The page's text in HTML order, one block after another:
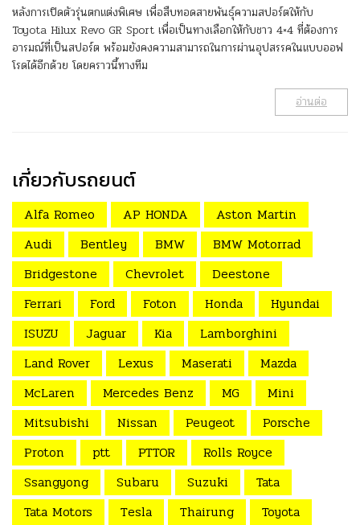
หลังการเปิดตัวรุ่นตกแต่งพิเศษ เพื่อสืบทอดสายพันธุ์ความสปอร์ตให้กับ
Toyota Hilux Revo GR Sport เพื่อเป็นทางเลือกให้กับชาว 4×4 ที่ต้องการ
อารมณ์ที่เป็นสปอร์ต พร้อมยังคงความสามารถในการผ่านอุปสรรคในแบบออฟ
โรดได้อีกด้วย โดยคราวนี้ทางทีม
อ่านต่อ
เกี่ยวกับรถยนต์
Alfa Romeo AP HONDA
Aston Martin
Audi
Bentley BMW
BMW Motorrad
Bridgestone
Chevrolet
Deestone
Ferrari
Ford Foton Honda
Hyundai
ISUZU
Jaguar Kia
Lamborghini
Land Rover
Lexus Maserati
Mazda
McLaren
Mercedes Benz MG
Mini
Mitsubishi
Nissan Peugeot
Porsche
Proton
ptt PTTOR
Rolls Royce
Ssangyong
Subaru Suzuki
Tata
Tata Motors
Tesla Thairung Toyota